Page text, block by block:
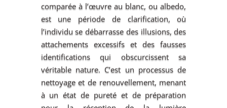
comparée à l’œuvre au blanc, ou albedo,
est une période de clarification, où
l’individu se débarrasse des illusions, des
attachements excessifs et des fausses
identifications qui obscurcissent sa
véritable nature. C’est un processus de
nettoyage et de renouvellement, menant
à un état de pureté et de préparation